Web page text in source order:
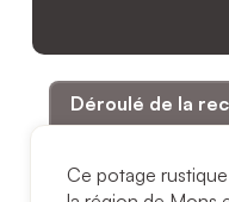
Déroulé de la
Ce potage